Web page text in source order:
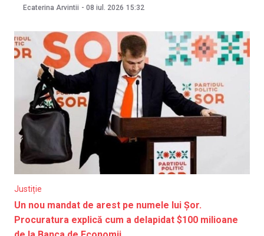
atât apelul procurorilor, cât și pe cel al apărării împotriva
sentinței pronunțate în ianuarie 2024. Procuratura
Ecaterina Arvintii - 08 iul. 2026 15:32
Justiție
Un nou mandat de arest pe numele lui Șor.
Procuratura explică cum a delapidat $100 milioane